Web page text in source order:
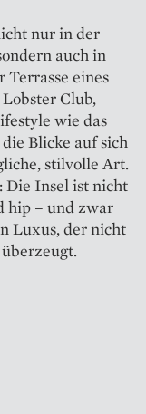
nur in der
auch in
Terrasse eines
Club,
wie das
Blicke auf sich
stilvolle Art.
Die Insel ist nicht
hip – und zwar
Luxus, der nicht